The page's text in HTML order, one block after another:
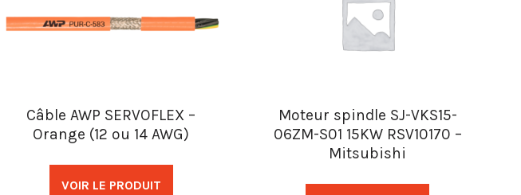
Câble AWP SERVOFLEX –
Orange (12 ou 14 AWG)
VOIR LE PRODUIT
Moteur spindle SJ-VKS15-
06ZM-S01 15KW RSV10170 –
Mitsubishi